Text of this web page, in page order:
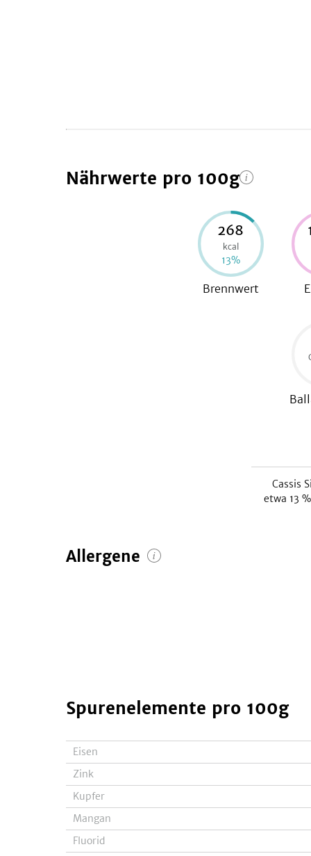
Nährwerte pro 100g
268
kcal
13%
Brennwert
Cassis
etwa 13
Allergene
Spurenelemente pro 100g
Eisen
Zink
Kupfer
Mangan
Fluorid